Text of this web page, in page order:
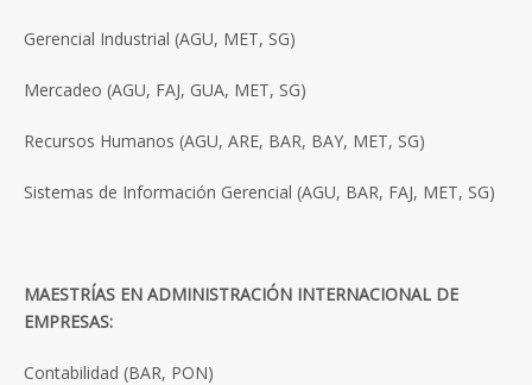
Gerencial Industrial (AGU, MET, SG)
Mercadeo (AGU, FAJ, GUA, MET, SG)
Recursos Humanos (AGU, ARE, BAR, BAY, MET, SG)
Sistemas de Información Gerencial (AGU, BAR, FAJ, MET, SG)
MAESTRÍAS EN ADMINISTRACIÓN INTERNACIONAL DE
EMPRESAS:
Contabilidad (BAR, PON)